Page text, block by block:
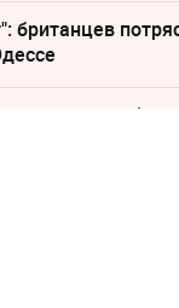
британцев
повел cебя в